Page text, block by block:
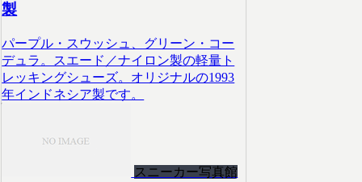
製
パープル・スウッシュ、グリーン・コー
デュラ。スエード／ナイロン製の軽量ト
レッキングシューズ。オリジナルの1993
年インドネシア製です。
スニーカー写真館